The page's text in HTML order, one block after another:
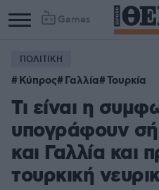
Games
ΠΟΛΙΤΙΚΗ
Κύπρος Γαλλία Τουρκία
Τι είναι η
υπογράφουν
και Γαλλία και
τουρκική